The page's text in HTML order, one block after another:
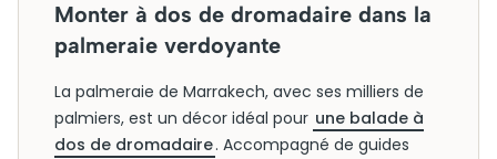
Monter à dos de dromadaire dans la
palmeraie verdoyante
La palmeraie de Marrakech, avec ses milliers de
palmiers, est un décor idéal pour une balade à
dos de dromadaire. Accompagné de guides